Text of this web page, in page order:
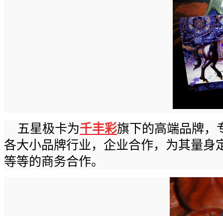
五星极卡为千丰彩旗下的高端品牌，
各大小品牌行业，企业合作，为其量身
等等的商务合作。